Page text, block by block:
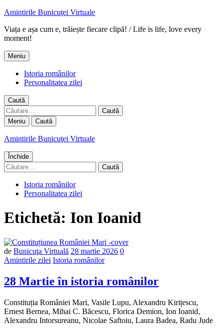
Amintirile Bunicuţei Virtuale
Viața e așa cum e, trăiește fiecare clipă! / Life is life, love every
moment!
Meniu
Istoria românilor
Personalitatea zilei
Caută
Caută
după:
Meniu Caută
Amintirile Bunicuţei Virtuale
Închide
Caută
după:
Istoria românilor
Personalitatea zilei
Etichetă: Ion Ioanid
de Bunicuţa Virtuală 28 martie 2026 Număr
0
Amintirile zilei Istoria românilor
28 Martie în istoria românilor
Constituția României Mari, Vasile Lupu, Alexandru Kirițescu,
Ernest Bernea, Mihai C. Băcescu, Florica Demion, Ion Ioanid,
Alexandru Intorsureanu, Nicolae Saftoiu, Laura Badea, Radu Jude